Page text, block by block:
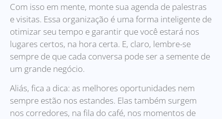
Com isso em mente, monte sua agenda de palestras
e visitas. Essa organização é uma forma inteligente de
otimizar seu tempo e garantir que você estará nos
lugares certos, na hora certa. E, claro, lembre-se
sempre de que cada conversa pode ser a semente de
um grande negócio.
Aliás, fica a dica: as melhores oportunidades nem
sempre estão nos estandes. Elas também surgem
nos corredores, na fila do café, nos momentos de